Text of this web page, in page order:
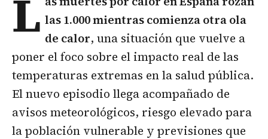
L las 1.000 mientras comienza otra ola
de calor, una situación que vuelve a
poner el foco sobre el impacto real de las
temperaturas extremas en la salud pública.
El nuevo episodio llega acompañado de
avisos meteorológicos, riesgo elevado para
la población vulnerable y previsiones que